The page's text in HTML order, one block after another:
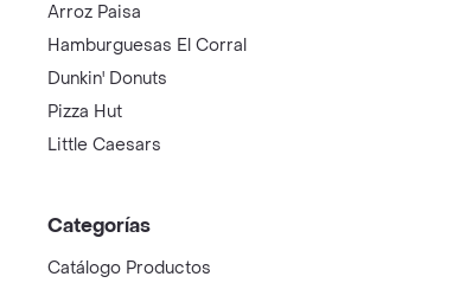
Arroz Paisa
Hamburguesas El Corral
Dunkin' Donuts
Pizza Hut
Little Caesars
Categorías
Catálogo Productos